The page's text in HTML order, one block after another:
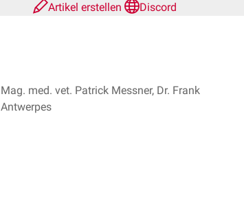
Artikel erstellen
Discord
Mag. med. vet. Patrick Messner, Dr. Frank
Antwerpes